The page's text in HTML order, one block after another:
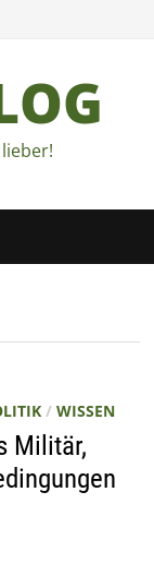
/ WISSEN
Militär,